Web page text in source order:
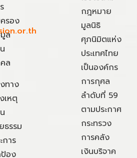
รอง
ล
ล
ทาง
เหตุ
ธรรม
การ
อง
กฎหมาย
มูลนิธิ
ศุภนิมิตแห่ง
ประเทศไทย
เป็นองค์กร
การกุศล
ลำดับที่ 59
ตามประกาศ
กระทรวง
การคลัง
เงินบริจาค